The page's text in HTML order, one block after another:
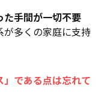
ースが不要で家事
、環境負荷も小さ
チで使え、家事・子
た手間が一切不要
が多くの家庭に支持
である点は忘れて